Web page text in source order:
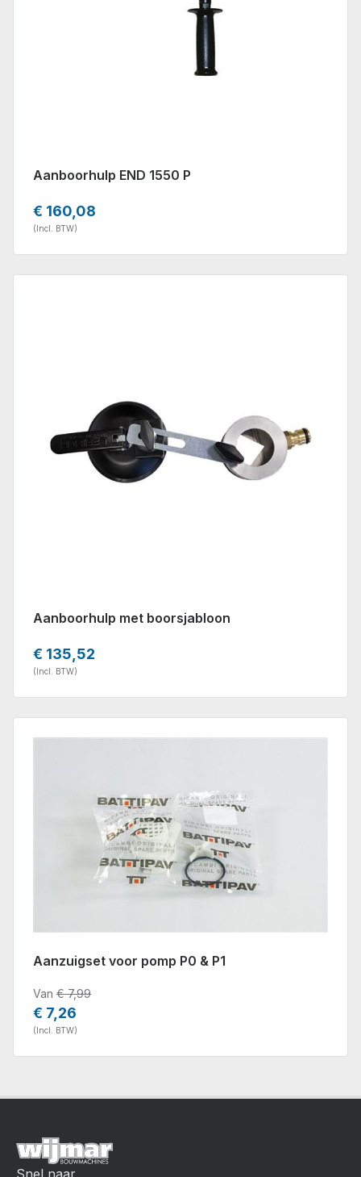
Aanboorhulp END 1550 P
€ 160,08
(Incl. BTW)
Aanboorhulp met boorsjabloon
€ 135,52
(Incl. BTW)
Aanzuigset voor pomp P0 & P1
Van € 7,99
€ 7,26
(Incl. BTW)